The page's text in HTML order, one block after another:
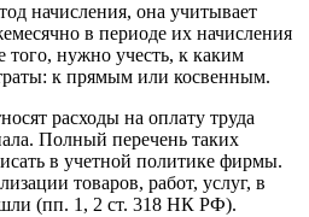
начисления, она учитывает
в периоде их начисления
нужно учесть, к каким
к прямым или косвенным.
расходы на оплату труда
Полный перечень таких
в учетной политике фирмы.
товаров, работ, услуг, в
(пп. 1, 2 ст. 318 НК РФ).